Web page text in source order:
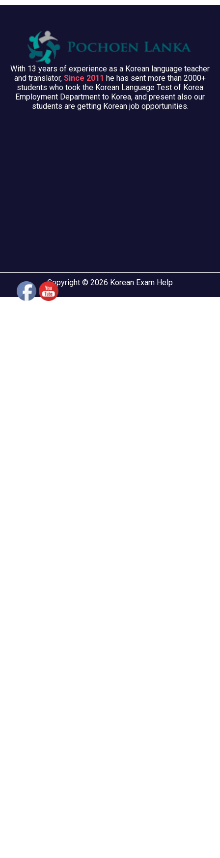
With 13 years of experience as a Korean language teacher
and translator, Since 2011 he has sent more than 2000+
students who took the Korean Language Test of Korea
Employment Department to Korea, and present also our
students are getting Korean job opportunities.
Copyright © 2026 Korean Exam Help